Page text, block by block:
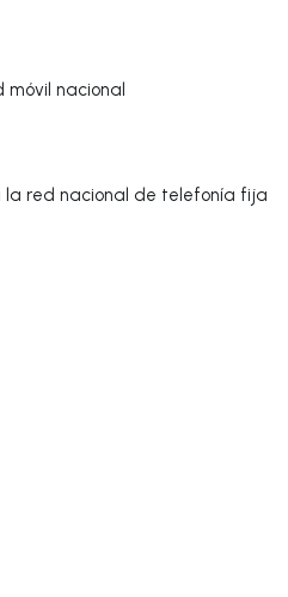
nacional
red nacional de telefonía fija